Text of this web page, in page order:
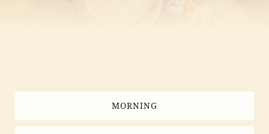
MORNING